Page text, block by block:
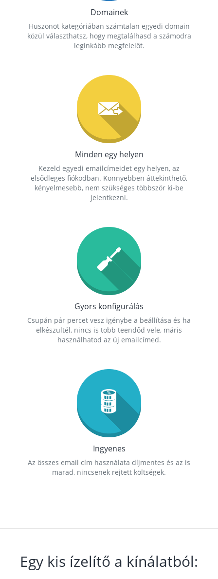
Domainek
Huszonöt kategóriában számtalan egyedi domain
közül választhatsz, hogy megtalálhasd a számodra
leginkább megfelelőt.
Minden egy helyen
Kezeld egyedi emailcímeidet egy helyen, az
elsődleges fiókodban. Könnyebben áttekinthető,
kényelmesebb, nem szükséges többször ki-be
jelentkezni.
Gyors konfigurálás
Csupán pár percet vesz igénybe a beállítása és ha
elkészültél, nincs is több teendőd vele, máris
használhatod az új emailcímed.
Ingyenes
Az összes email cím használata díjmentes és az is
marad, nincsenek rejtett költségek.
Egy kis ízelítő a kínálatból: